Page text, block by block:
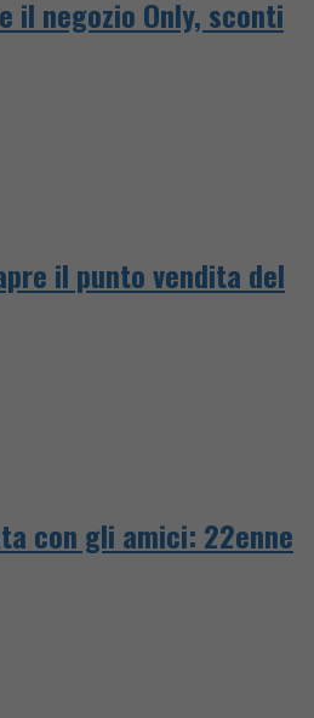
il negozio Only, sconti
il punto vendita del
con gli amici: 22enne